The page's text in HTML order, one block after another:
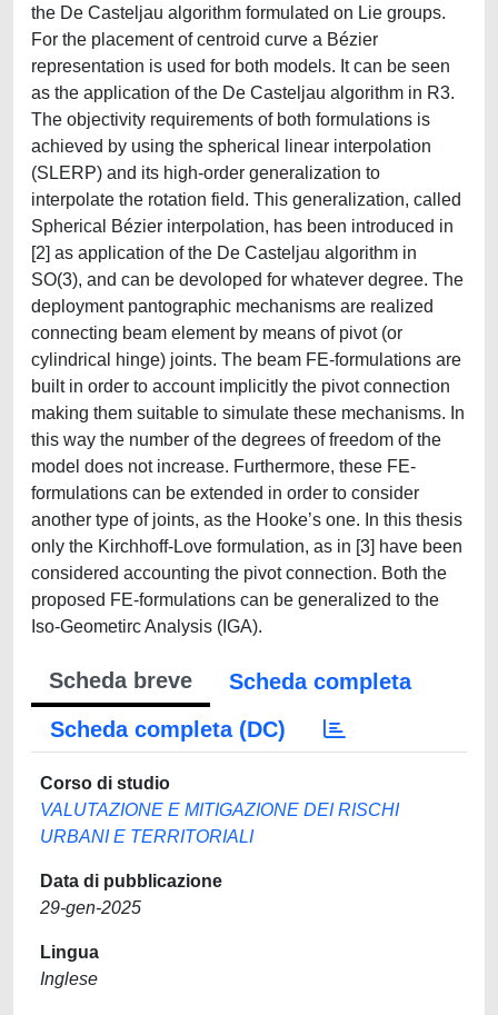
the De Casteljau algorithm formulated on Lie groups.
For the placement of centroid curve a Bézier
representation is used for both models. It can be seen
as the application of the De Casteljau algorithm in R3.
The objectivity requirements of both formulations is
achieved by using the spherical linear interpolation
(SLERP) and its high-order generalization to
interpolate the rotation field. This generalization, called
Spherical Bézier interpolation, has been introduced in
[2] as application of the De Casteljau algorithm in
SO(3), and can be devoloped for whatever degree. The
deployment pantographic mechanisms are realized
connecting beam element by means of pivot (or
cylindrical hinge) joints. The beam FE-formulations are
built in order to account implicitly the pivot connection
making them suitable to simulate these mechanisms. In
this way the number of the degrees of freedom of the
model does not increase. Furthermore, these FE-
formulations can be extended in order to consider
another type of joints, as the Hooke’s one. In this thesis
only the Kirchhoff-Love formulation, as in [3] have been
considered accounting the pivot connection. Both the
proposed FE-formulations can be generalized to the
Iso-Geometirc Analysis (IGA).
Scheda breve
Scheda completa
Scheda completa (DC)
Corso di studio
VALUTAZIONE E MITIGAZIONE DEI RISCHI
URBANI E TERRITORIALI
Data di pubblicazione
29-gen-2025
Lingua
Inglese